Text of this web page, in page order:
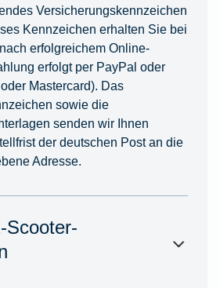
Versicherungskennzeichen
Kennzeichen erhalten Sie bei
erfolgreichem Online-
erfolgt per PayPal oder
Mastercard). Das
sowie die
senden wir Ihnen
der deutschen Post an die
Adresse.
Scooter-